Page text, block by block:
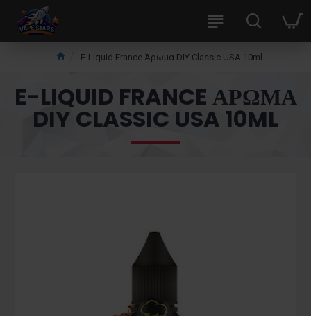
E-Liquid France Άρωμα DIY Classic USA 10ml
E-LIQUID FRANCE ΆΡΩΜΑ
DIY CLASSIC USA 10ML